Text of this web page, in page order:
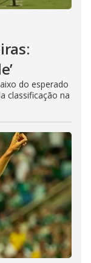
do esperado
classificação na